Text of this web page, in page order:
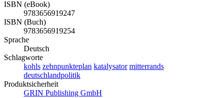
ISBN (eBook)
9783656919247
ISBN (Buch)
9783656919254
Sprache
Deutsch
Schlagworte
kohls zehnpunkteplan katalysator mitterrands
deutschlandpolitik
Produktsicherheit
GRIN Publishing GmbH